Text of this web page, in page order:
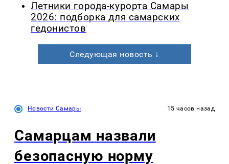
Летники города-курорта Самары
2026: подборка для самарских
гедонистов
Следующая новость ↓
Новости Самары 15 часов назад
Самарцам назвали
безопасную норму